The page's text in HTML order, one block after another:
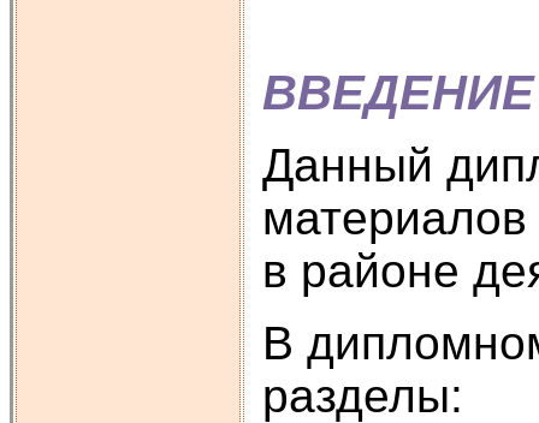
ВВЕДЕНИЕ
Данный
материалов
в районе
В
разделы: